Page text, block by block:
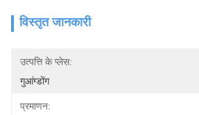
विस्तृत जानकारी
उत्पत्ति के प्लेस:
गुआंग्डोंग
प्रमाणन: